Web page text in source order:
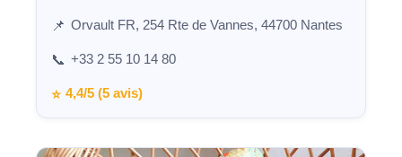
📌 Orvault FR, 254 Rte de Vannes, 44700 Nantes
📞 +33 2 55 10 14 80
⭐ 4,4/5 (5 avis)